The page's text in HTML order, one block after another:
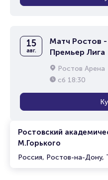
Ростовский
М.Горького
Россия, Ростов-на-Дону,
15
авг.
Матч Ростов
Премьер Лига
Ростов Арена
сб 18:30